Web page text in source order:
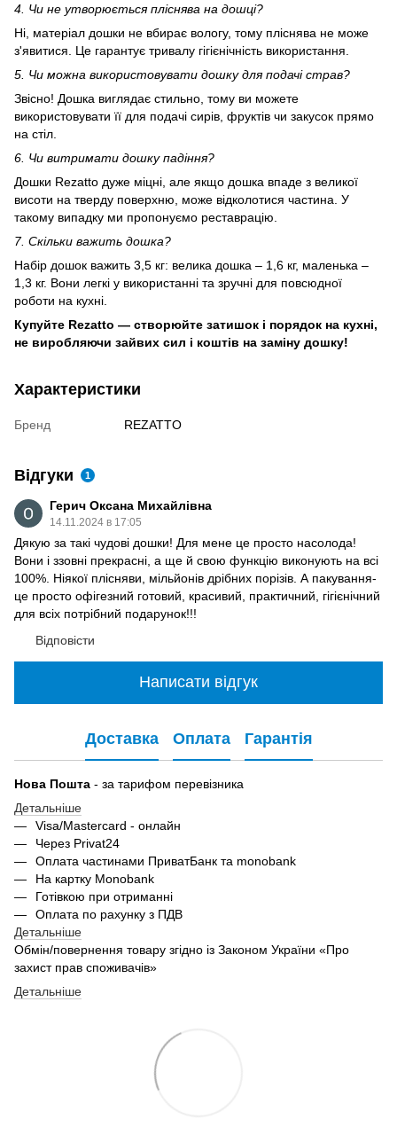
4. Чи не утворюється пліснява на дошці?
Ні, матеріал дошки не вбирає вологу, тому пліснява не може
з'явитися. Це гарантує тривалу гігієнічність використання.
5. Чи можна використовувати дошку для подачі страв?
Звісно! Дошка виглядає стильно, тому ви можете
використовувати її для подачі сирів, фруктів чи закусок прямо
на стіл.
6. Чи витримати дошку падіння?
Дошки Rezatto дуже міцні, але якщо дошка впаде з великої
висоти на тверду поверхню, може відколотися частина. У
такому випадку ми пропонуємо реставрацію.
7. Скільки важить дошка?
Набір дошок важить 3,5 кг: велика дошка – 1,6 кг, маленька –
1,3 кг. Вони легкі у використанні та зручні для повсюдної
роботи на кухні.
Купуйте Rezatto — створюйте затишок і порядок на кухні,
не виробляючи зайвих сил і коштів на заміну дошку!
Характеристики
Бренд REZATTO
Відгуки 1
Герич Оксана Михайлівна
14.11.2024 в 17:05
Дякую за такі чудові дошки! Для мене це просто насолода!
Вони і ззовні прекрасні, а ще й свою функцію виконують на всі
100%. Ніякої плісняви, мільйонів дрібних порізів. А пакування-
це просто офігезний готовий, красивий, практичний, гігієнічний
для всіх потрібний подарунок!!!
Відповісти
Написати відгук
Доставка Оплата Гарантія
Нова Пошта - за тарифом перевізника
Детальніше
Visa/Mastercard - онлайн
Через Privat24
Оплата частинами ПриватБанк та monobank
На картку Monobank
Готівкою при отриманні
Оплата по рахунку з ПДВ
Детальніше
Обмін/повернення товару згідно із Законом України «Про
захист прав споживачів»
Детальніше